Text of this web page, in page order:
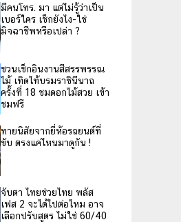
มีคนโทร. มา แต่ไม่รู้ว่าเป็น
เบอร์ใคร เช็กยังไง-ใช่
มิจฉาชีพหรือเปล่า ?
ชวนเช็กอินงานสีสรรพรรณ
ไม้ เทิดไท้บรมราชินีนาถ
ครั้งที่ 18 ชมดอกไม้สวย เข้า
ชมฟรี
ทายนิสัยจากยี่ห้อรถยนต์ที่
ขับ ตรงแค่ไหนมาดูกัน !
จับตา ไทยช่วยไทย พลัส
เฟส 2 จะได้ไปต่อไหม อาจ
เลือกปรับสูตร ไม่ใช่ 60/40